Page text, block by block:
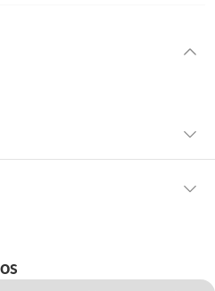
están sujetas al beneficio de
que, si no te gustó el producto